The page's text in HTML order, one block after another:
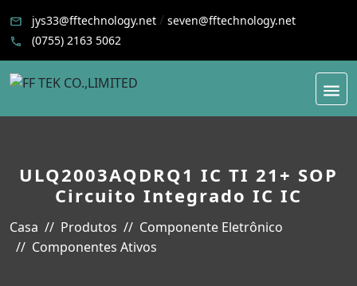
jys33@fftechnology.net / seven@fftechnology.net
(0755) 2163 5062
ULQ2003AQDRQ1 IC TI 21+ SOP
Circuito Integrado IC IC
Casa Produtos
Componente Eletrônico
Componentes Ativos